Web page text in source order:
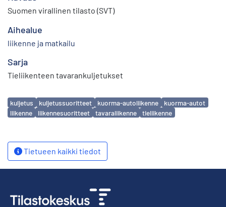
Suomen virallinen tilasto (SVT)
Aihealue
liikenne ja matkailu
Sarja
Tieliikenteen tavarankuljetukset
Avainsanat
kuljetus kuljetussuoritteet kuorma-autoliikenne
kuorma-autot
liikenne
liikennesuoritteet tavaraliikenne tieliikenne
Tietueen kaikki tiedot